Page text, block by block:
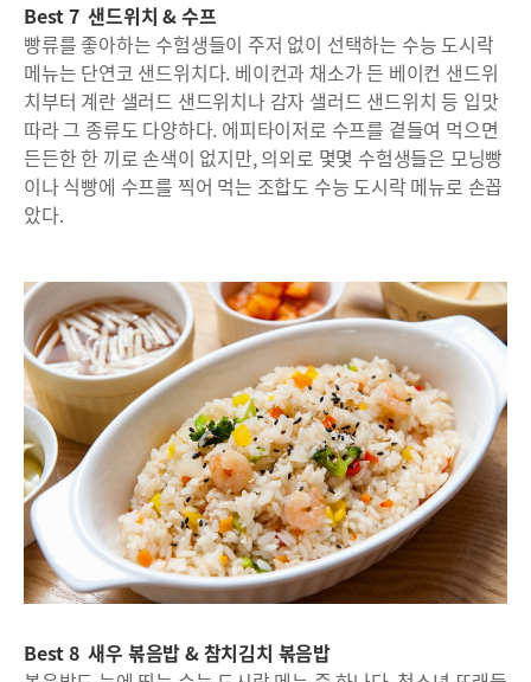
Best 7 샌드위치 & 수프
빵류를 좋아하는 수험생들이 주저 없이 선택하는 수능 도시락
메뉴는 단연코 샌드위치다. 베이컨과 채소가 든 베이컨 샌드위
치부터 계란 샐러드 샌드위치나 감자 샐러드 샌드위치 등 입맛
따라 그 종류도 다양하다. 에피타이저로 수프를 곁들여 먹으면
든든한 한 끼로 손색이 없지만, 의외로 몇몇 수험생들은 모닝빵
이나 식빵에 수프를 찍어 먹는 조합도 수능 도시락 메뉴로 손꼽
았다.
Best 8 새우 볶음밥 & 참치김치 볶음밥